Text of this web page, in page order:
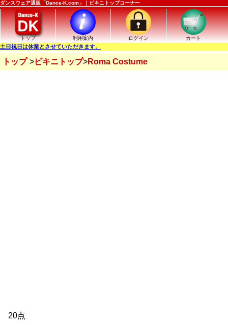
ダンスウェア通販「Dance-K.com」｜ビキニトップコーナー
トップ 利用案内 ログイン カート
土日祝日は休業とさせていただきます。
トップ ビキニトップ Roma Costume
20点